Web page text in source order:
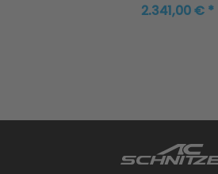
2.341,00 € *